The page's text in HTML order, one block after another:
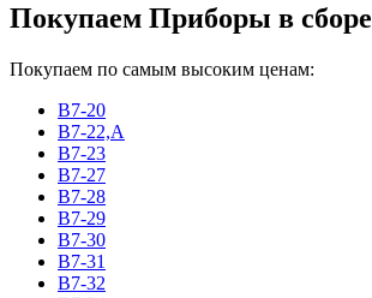
Покупаем Приборы в сборе
Покупаем по самым высоким ценам:
В7-20
В7-22,А
В7-23
В7-27
В7-28
В7-29
В7-30
В7-31
В7-32